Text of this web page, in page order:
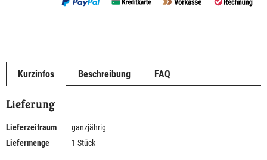
Kurzinfos Beschreibung FAQ
Lieferung
Lieferzeitraum
ganzjährig
Liefermenge
1 Stück